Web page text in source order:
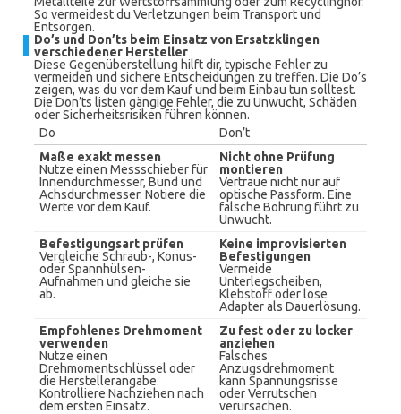
So vermeidest du Verletzungen beim Transport und
Entsorgen.
Do’s und Don’ts beim Einsatz von Ersatzklingen
verschiedener Hersteller
Diese Gegenüberstellung hilft dir, typische Fehler zu
vermeiden und sichere Entscheidungen zu treffen. Die Do’s
zeigen, was du vor dem Kauf und beim Einbau tun solltest.
Die Don’ts listen gängige Fehler, die zu Unwucht, Schäden
oder Sicherheitsrisiken führen können.
Do
Don’t
Maße exakt messen
Nutze einen Messschieber für
Innendurchmesser, Bund und
Achsdurchmesser. Notiere die
Werte vor dem Kauf.
Nicht ohne Prüfung
montieren
Vertraue nicht nur auf
optische Passform. Eine
falsche Bohrung führt zu
Unwucht.
Befestigungsart prüfen
Vergleiche Schraub-, Konus-
oder Spannhülsen-
Aufnahmen und gleiche sie
ab.
Keine improvisierten
Befestigungen
Vermeide
Unterlegscheiben,
Klebstoff oder lose
Adapter als Dauerlösung.
Empfohlenes Drehmoment
verwenden
Nutze einen
Drehmomentschlüssel oder
die Herstellerangabe.
Kontrolliere Nachziehen nach
dem ersten Einsatz.
Zu fest oder zu locker
anziehen
Falsches
Anzugsdrehmoment
kann Spannungsrisse
oder Verrutschen
verursachen.